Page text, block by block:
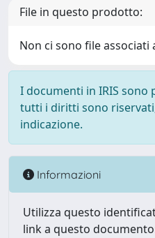
File in questo prodotto:
Non ci sono file
I documenti in IRIS
tutti i diritti sono
indicazione.
Informazioni
Utilizza questo
link a questo